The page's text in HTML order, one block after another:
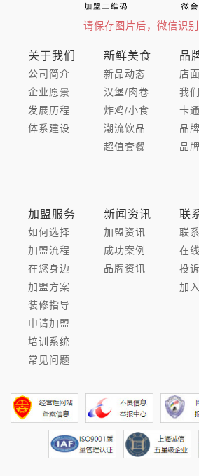
请保存图片后，微信识
关于我们
公司简介
企业愿景
发展历程
体系建设
新鲜美食
新品动态
汉堡/肉卷
炸鸡/小食
潮流饮品
超值套餐
品
店
我
卡
品
品
加盟服务
如何选择
加盟流程
在您身边
加盟方案
装修指导
申请加盟
培训系统
常见问题
新闻资讯
加盟资讯
成功案例
品牌资讯
联
联
在
投
加